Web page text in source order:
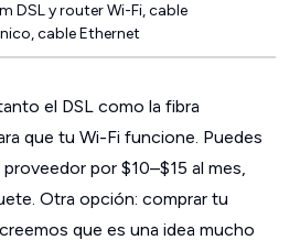
DSL y router Wi-Fi, cable
cable Ethernet
el DSL como la fibra
que tu Wi-Fi funcione. Puedes
por $10–$15 al mes,
Otra opción: comprar tu
que es una idea mucho